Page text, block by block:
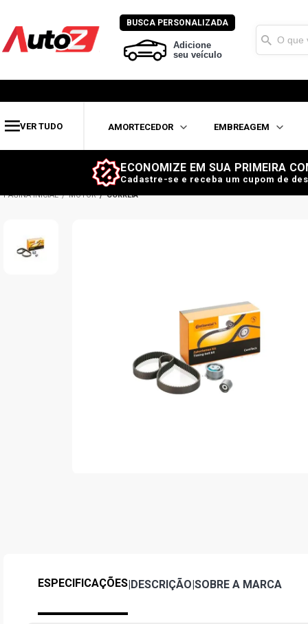
BUSCA PERSONALIZADA
Adicione
seu veículo
VER TUDO AMORTECEDOR EMBREAGEM
ECONOMIZE EM SUA PRIMEIRA
Cadastre-se e receba um cupom de
MOTOR CORREIA
ESPECIFICAÇÕES|DESCRIÇÃO|SOBRE A MARCA